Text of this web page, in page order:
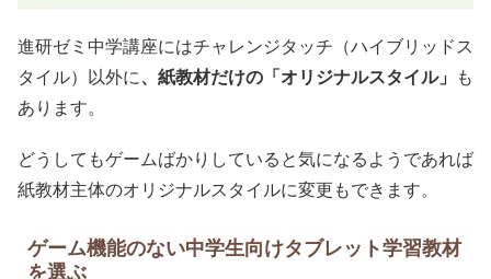
進研ゼミ中学講座にはチャレンジタッチ（ハイブリッドス
タイル）以外に、紙教材だけの「オリジナルスタイル」 も
あります。
どうしてもゲームばかりしていると気になるようであれば
紙教材主体のオリジナルスタイルに変更もできます。
ゲーム機能のない中学生向けタブレット学習教材
を選ぶ